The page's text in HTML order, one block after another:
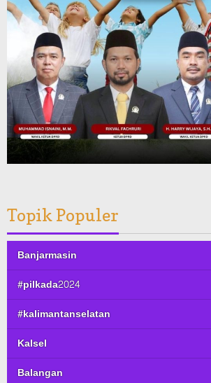
Topik Populer
Banjarmasin
#pilkada2024
#kalimantanselatan
Kalsel
Balangan